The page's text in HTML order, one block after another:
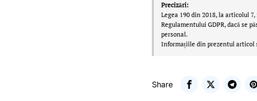
Precizări:
Legea 190 din 2018, la articolul
Regulamentului GDPR, dacă se
personal.
Informațiile din prezentul articol
Share